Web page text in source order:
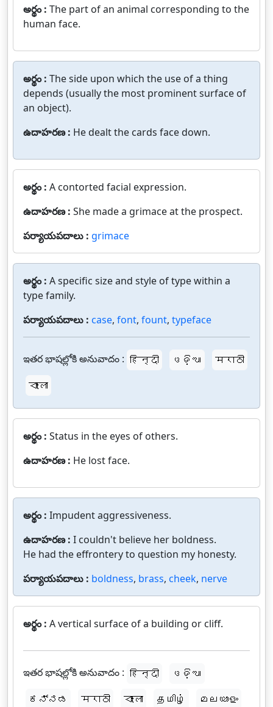
అర్థం : The part of an animal corresponding to the
human face.
అర్థం : The side upon which the use of a thing
depends (usually the most prominent surface of
an object).
ఉదాహరణ : He dealt the cards face down.
అర్థం : A contorted facial expression.
ఉదాహరణ : She made a grimace at the prospect.
పర్యాయపదాలు : grimace
అర్థం : A specific size and style of type within a
type family.
పర్యాయపదాలు : case, font, fount, typeface
ఇతర భాషల్లోకి అనువాదం : हिन्दी ଓଡ଼ିଆ
मराठी
বাংলা
అర్థం : Status in the eyes of others.
ఉదాహరణ : He lost face.
అర్థం : Impudent aggressiveness.
ఉదాహరణ : I couldn't believe her boldness.
He had the effrontery to question my honesty.
పర్యాయపదాలు : boldness, brass, cheek, nerve
అర్థం : A vertical surface of a building or cliff.
ఇతర భాషల్లోకి అనువాదం : हिन्दी
ଓଡ଼ିଆ
ಕನ್ನಡ
मराठी বাংলা தமிழ் മലയാളം